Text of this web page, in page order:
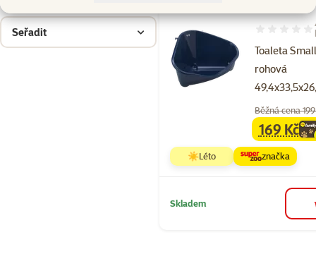
Seřadit
Toaleta
rohová
Hodnocení
Běžná cena
family
169 Kč
☀️Léto značka
Skladem